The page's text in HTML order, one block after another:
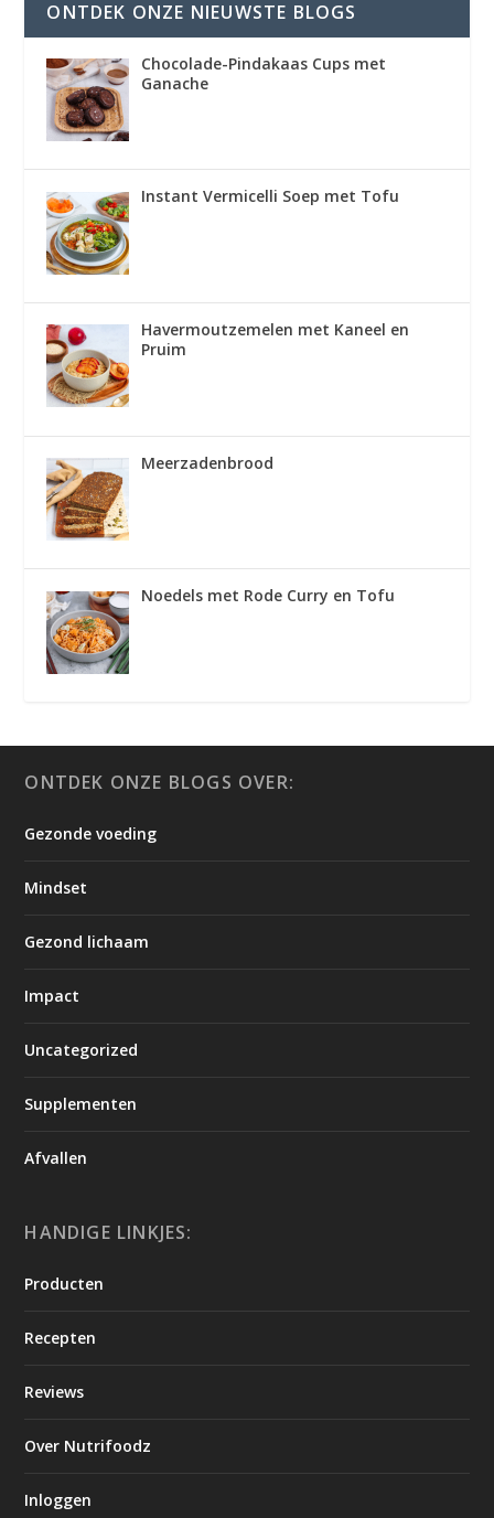
ONTDEK ONZE NIEUWSTE BLOGS
Chocolade-Pindakaas Cups met
Ganache
Instant Vermicelli Soep met Tofu
Havermoutzemelen met Kaneel en
Pruim
Meerzadenbrood
Noedels met Rode Curry en Tofu
ONTDEK ONZE BLOGS OVER:
Gezonde voeding
Mindset
Gezond lichaam
Impact
Uncategorized
Supplementen
Afvallen
HANDIGE LINKJES:
Producten
Recepten
Reviews
Over Nutrifoodz
Inloggen